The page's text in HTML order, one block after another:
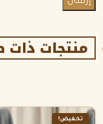
منتجات ذات
تخفيض!